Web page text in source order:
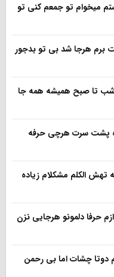
میخوام تو جمعم کنی تو
برم هرجا شد بی تو بدجور
شب تا صبح همیشه همه جا
پشت سرت هرچی حرفه
تهش الکلم مشکلام زیاده
حرفا دلمونو هرجایی نزن
دوتا چشات اما بی رحمن